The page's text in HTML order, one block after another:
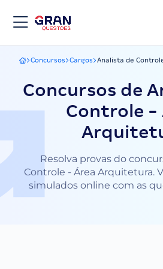
Gran Questões
Concursos Cargos Analista de
Concursos de
Controle -
Resolva provas do
Controle - Área Arquitetura.
simulados online com as